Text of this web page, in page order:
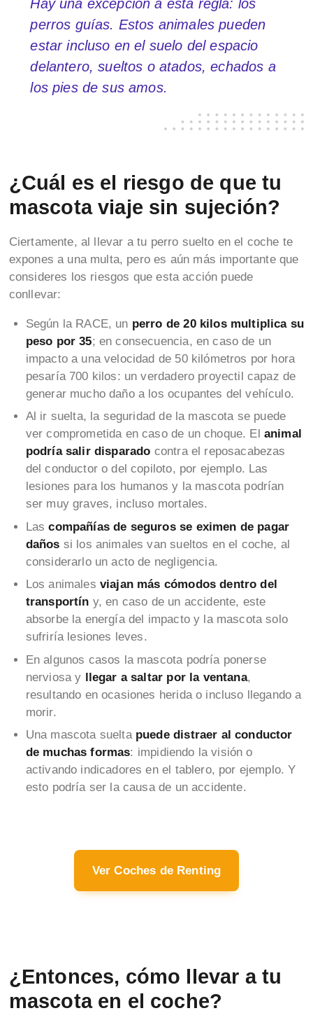
Hay una excepción a esta regla: los
perros guías. Estos animales pueden
estar incluso en el suelo del espacio
delantero, sueltos o atados, echados a
los pies de sus amos.
¿Cuál es el riesgo de que tu
mascota viaje sin sujeción?
Ciertamente, al llevar a tu perro suelto en el coche te
expones a una multa, pero es aún más importante que
consideres los riesgos que esta acción puede
conllevar:
Según la RACE, un perro de 20 kilos multiplica su
peso por 35; en consecuencia, en caso de un
impacto a una velocidad de 50 kilómetros por hora
pesaría 700 kilos: un verdadero proyectil capaz de
generar mucho daño a los ocupantes del vehículo.
Al ir suelta, la seguridad de la mascota se puede
ver comprometida en caso de un choque. El animal
podría salir disparado contra el reposacabezas
del conductor o del copiloto, por ejemplo. Las
lesiones para los humanos y la mascota podrían
ser muy graves, incluso mortales.
Lascompañías de seguros se eximen de pagar
daños si los animales van sueltos en el coche, al
considerarlo un acto de negligencia.
Los animales viajan más cómodos dentro del
transportín y, en caso de un accidente, este
absorbe la energía del impacto y la mascota solo
sufriría lesiones leves.
En algunos casos la mascota podría ponerse
nerviosa y llegar a saltar por la ventana,
resultando en ocasiones herida o incluso llegando a
morir.
Una mascota suelta puede distraer al conductor
de muchas formas: impidiendo la visión o
activando indicadores en el tablero, por ejemplo. Y
esto podría ser la causa de un accidente.
Ver Coches de Renting
¿Entonces, cómo llevar a tu
mascota en el coche?